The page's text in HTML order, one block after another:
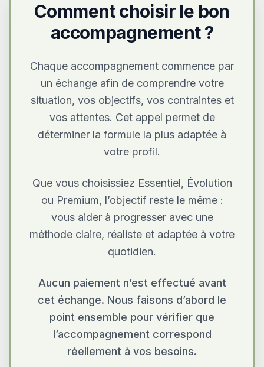
Comment choisir le bon
accompagnement ?
Chaque accompagnement commence par
un échange afin de comprendre votre
situation, vos objectifs, vos contraintes et
vos attentes. Cet appel permet de
déterminer la formule la plus adaptée à
votre profil.
Que vous choisissiez Essentiel, Évolution
ou Premium, l’objectif reste le même :
vous aider à progresser avec une
méthode claire, réaliste et adaptée à votre
quotidien.
Aucun paiement n’est effectué avant
cet échange. Nous faisons d’abord le
point ensemble pour vérifier que
l’accompagnement correspond
réellement à vos besoins.